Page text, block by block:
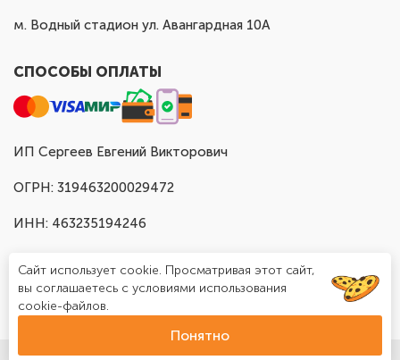
м. Водный стадион ул. Авангардная 10А
СПОСОБЫ ОПЛАТЫ
ИП Сергеев Евгений Викторович
ОГРН: 319463200029472
ИНН: 463235194246
© Доставка шаров в Москве "Шар Хаус", 2025
Сайт использует cookie. Просматривая этот сайт,
вы соглашаетесь с условиями использования
cookie-файлов.
Понятно